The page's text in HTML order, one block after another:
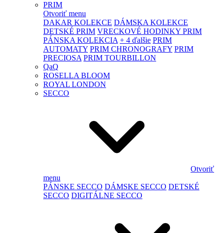
PRIM
Otvoriť menu
DAKAR KOLEKCE DÁMSKA KOLEKCE
DETSKÉ PRIM VRECKOVÉ HODINKY PRIM
PÁNSKA KOLEKCIA + 4 ďalšie PRIM
AUTOMATY PRIM CHRONOGRAFY PRIM
PRECIOSA PRIM TOURBILLON
QaQ
ROSELLA BLOOM
ROYAL LONDON
SECCO
Otvoriť
menu
PÁNSKE SECCO DÁMSKE SECCO DETSKÉ
SECCO DIGITÁLNE SECCO